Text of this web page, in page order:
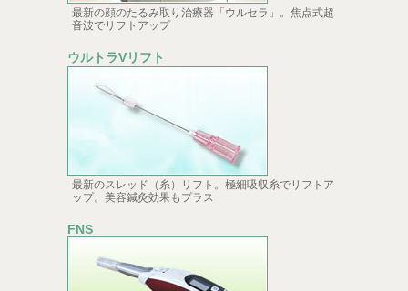
最新の顔のたるみ取り治療器「ウルセラ」。焦点式超
音波でリフトアップ
ウルトラVリフト
最新のスレッド（糸）リフト。極細吸収糸でリフトア
ップ。美容鍼灸効果もプラス
FNS